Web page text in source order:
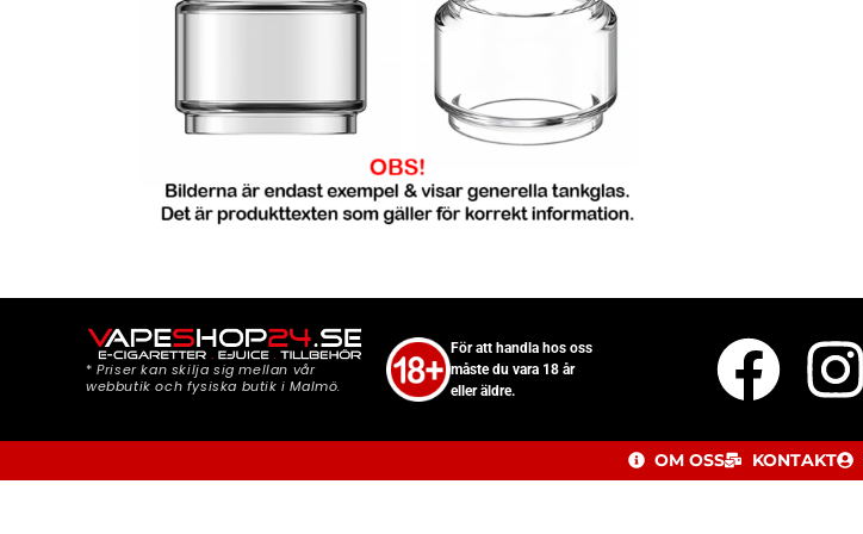
*Priser kan skilja sig mellan vår
webbutik och fysiska butik i Malmö.
För att handla hos oss
måste du vara 18 år
eller äldre.
OM OSS KONTAKT